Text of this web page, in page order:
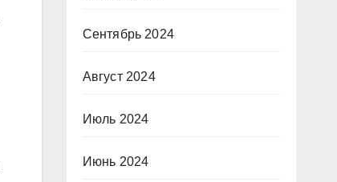
Сентябрь 2024
Август 2024
Июль 2024
Июнь 2024